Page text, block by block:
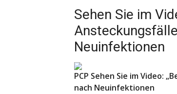
Sehen Sie im
Neuinfektionen
PCP Sehen Sie im Video:
nach Neuinfektionen